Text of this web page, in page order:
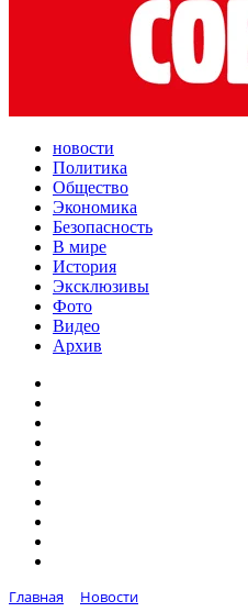
новости
Политика
Общество
Экономика
Безопасность
В мире
История
Эксклюзивы
Фото
Видео
Архив
Главная
Новости